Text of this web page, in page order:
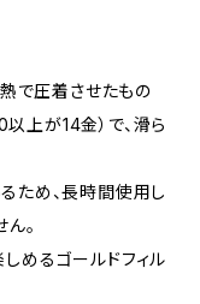
で圧着させたもの
上が14金）で、滑ら
ため、長時間使用し
。
めるゴールドフィル